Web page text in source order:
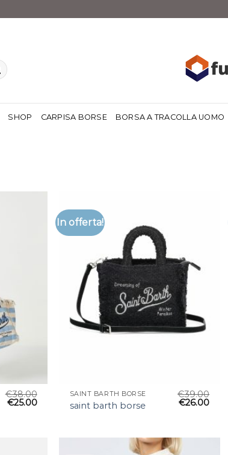
SHOP CARPISA BORSE BORSA A TRACOLLA UOMO
€38.00
€25.00
In offerta!
SAINT BARTH BORSE
saint barth borse
€39.00
€26.00